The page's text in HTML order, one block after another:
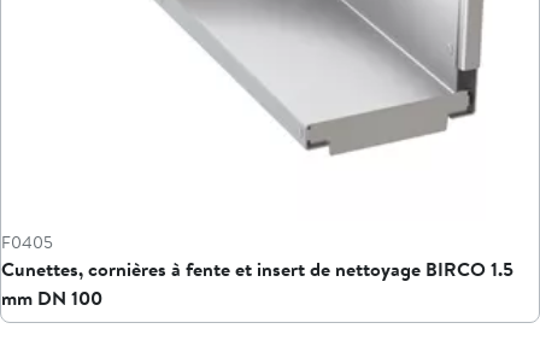
F0405
Cunettes, cornières à fente et insert de nettoyage BIRCO 1.5
mm DN 100